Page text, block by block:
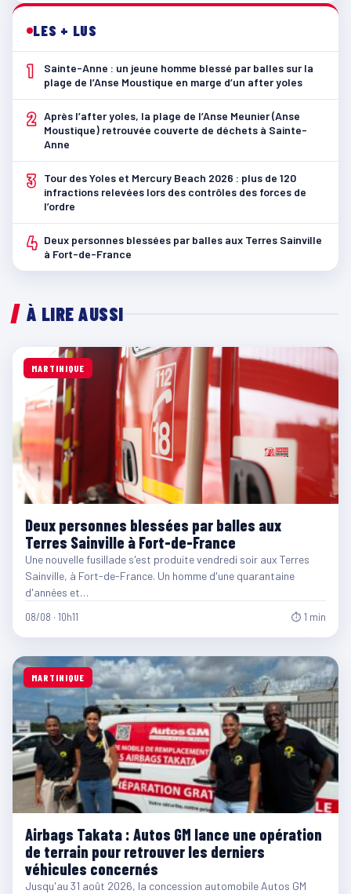
LES + LUS
1
Sainte-Anne : un jeune homme blessé par balles sur la
plage de l’Anse Moustique en marge d’un after yoles
2 Après l’after yoles, la plage de l’Anse Meunier (Anse
Moustique) retrouvée couverte de déchets à Sainte-
Anne
3
Tour des Yoles et Mercury Beach 2026 : plus de 120
infractions relevées lors des contrôles des forces de
l’ordre
4 Deux personnes blessées par balles aux Terres Sainville
à Fort-de-France
À LIRE AUSSI
MARTINIQUE
Deux personnes blessées par balles aux
Terres Sainville à Fort-de-France
Une nouvelle fusillade s'est produite vendredi soir aux Terres
Sainville, à Fort-de-France. Un homme d'une quarantaine
d'années et…
08/08 · 10h11 ⏱ 1 min
MARTINIQUE
Airbags Takata : Autos GM lance une opération
de terrain pour retrouver les derniers
véhicules concernés
Jusqu'au 31 août 2026, la concession automobile Autos GM